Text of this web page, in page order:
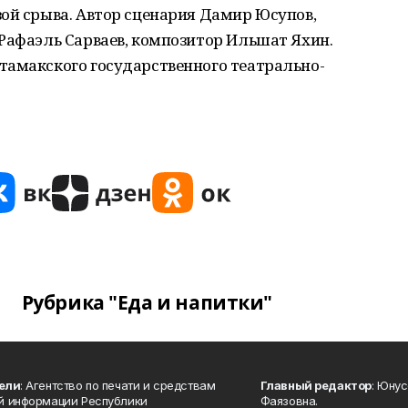
срыва. Автор сценария Дамир Юсупов,
Сарваев, композитор Ильшат Яхин.
государственного театрально-
Рубрика "Еда и напитки"
: Агентство по печати и средствам
информации Республики
Главный редактор:
Фаязовна.